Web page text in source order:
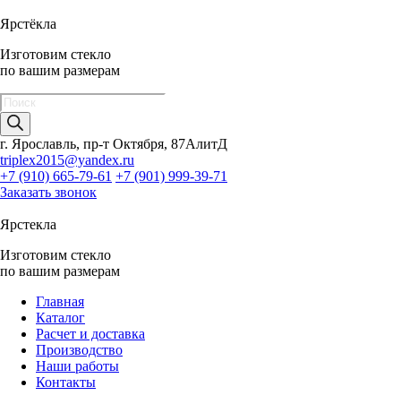
Ярстёкла
Изготовим стекло
по вашим размерам
Поиск
товаров
г. Ярославль, пр-т Октября, 87АлитД
triplex2015@yandex.ru
+7 (910) 665-79-61 +7 (901) 999-39-71
Заказать звонок
Ярстекла
Изготовим стекло
по вашим размерам
Главная
Каталог
Расчет и доставка
Производство
Наши работы
Контакты